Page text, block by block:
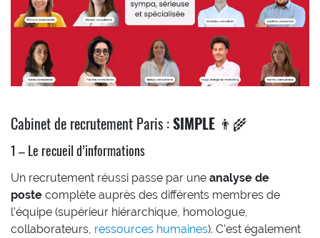
Cabinet de recrutement Paris :SIMPLE 👨‍🌾
1 – Le recueil d’informations
Un recrutement réussi passe par une analyse de
poste complète auprès des différents membres de
l’équipe (supérieur hiérarchique, homologue,
collaborateurs, ressources humaines). C’est également